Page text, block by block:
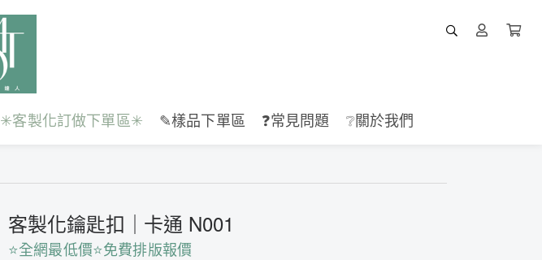
✳︎客製化訂做下單區✳︎ ✎樣品下單區 ❓常見問題 ❔關於我們
客製化鑰匙扣｜卡通 N001
⭐全網最低價⭐免費排版報價